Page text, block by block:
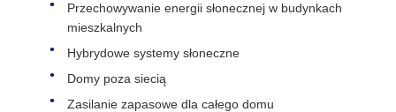
Przechowywanie energii słonecznej w budynkach
mieszkalnych
Hybrydowe systemy słoneczne
Domy poza siecią
Zasilanie zapasowe dla całego domu